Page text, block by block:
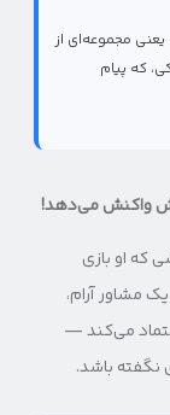
مجموعه‌ای از
که پیام
واکنش می‌دهد!
او بازی
آرام،
می‌کند —
باشد.